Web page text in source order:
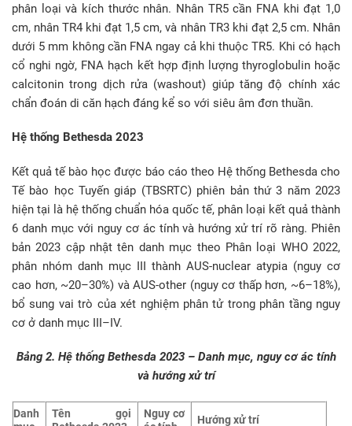
phân loại và kích thước nhân. Nhân TR5 cần FNA khi đạt 1,0
cm, nhân TR4 khi đạt 1,5 cm, và nhân TR3 khi đạt 2,5 cm. Nhân
dưới 5 mm không cần FNA ngay cả khi thuộc TR5. Khi có hạch
cổ nghi ngờ, FNA hạch kết hợp định lượng thyroglobulin hoặc
calcitonin trong dịch rửa (washout) giúp tăng độ chính xác
chẩn đoán di căn hạch đáng kể so với siêu âm đơn thuần.
Hệ thống Bethesda 2023
Kết quả tế bào học được báo cáo theo Hệ thống Bethesda cho
Tế bào học Tuyến giáp (TBSRTC) phiên bản thứ 3 năm 2023
hiện tại là hệ thống chuẩn hóa quốc tế, phân loại kết quả thành
6 danh mục với nguy cơ ác tính và hướng xử trí rõ ràng. Phiên
bản 2023 cập nhật tên danh mục theo Phân loại WHO 2022,
phân nhóm danh mục III thành AUS-nuclear atypia (nguy cơ
cao hơn, ~20–30%) và AUS-other (nguy cơ thấp hơn, ~6–18%),
bổ sung vai trò của xét nghiệm phân tử trong phân tầng nguy
cơ ở danh mục III–IV.
Bảng 2. Hệ thống Bethesda 2023 – Danh mục, nguy cơ ác tính
và hướng xử trí
Danh
Tên gọi
Nguy cơ
Hướng xử trí